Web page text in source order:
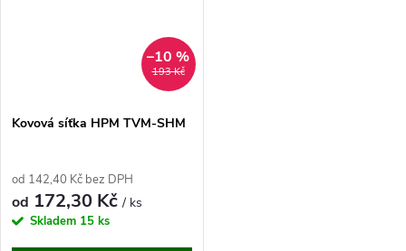
193 Kč
–10 %
Kovová síťka HPM TVM-SHM
od 142,40 Kč bez DPH
od 172,30 Kč/ ks
Skladem 15 ks